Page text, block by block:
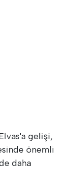
gelişi,
önemli
daha